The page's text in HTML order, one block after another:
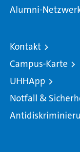
Alumni-
Kontakt
Campus-Karte
UHHApp
Notfall &